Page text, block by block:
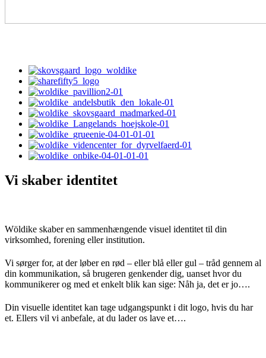
Vi skaber identitet
Wöldike skaber en sammenhængende visuel identitet til din
virksomhed, forening eller institution.
Vi sørger for, at der løber en rød – eller blå eller gul – tråd gennem al
din kommunikation, så brugeren genkender dig, uanset hvor du
kommunikerer og med et enkelt blik kan sige: Nåh ja, det er jo….
Din visuelle identitet kan tage udgangspunkt i dit logo, hvis du har
et. Ellers vil vi anbefale, at du lader os lave et….